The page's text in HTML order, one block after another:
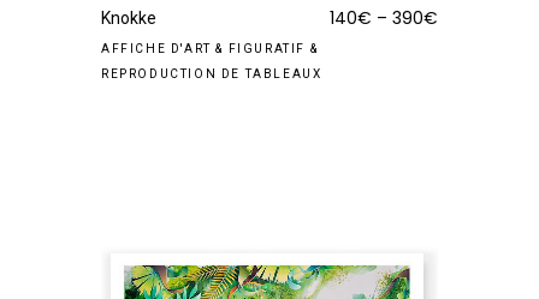
Knokke 140€ – 390€
AFFICHE D'ART & FIGURATIF &
REPRODUCTION DE TABLEAUX